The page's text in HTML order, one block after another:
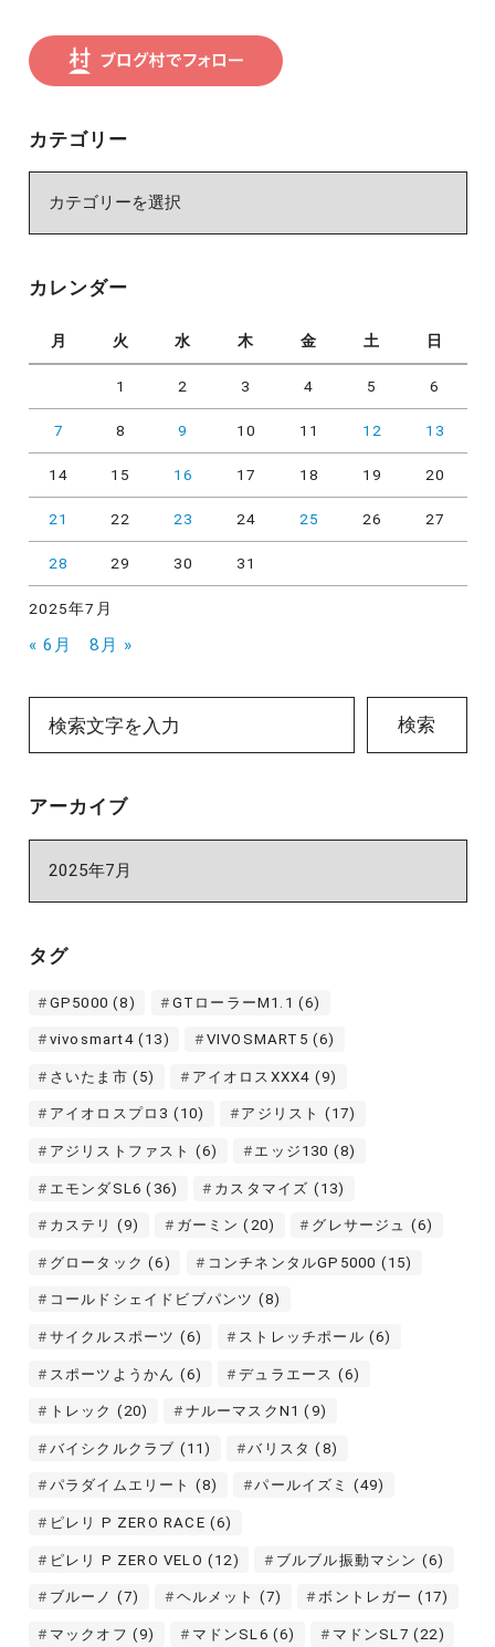
カテゴリー
ー
カレンダー
2025年7月
月 火 水 木 金 土 日
1 2 3 4 5 6
7 8 9 10 11 12 13
14 15 16 17 18 19 20
21 22 23 24 25 26 27
28 29 30 31
« 6月 8月 »
検索
アーカイブ
ブ
タグ
GP5000 (8) GTローラーM1.1 (6)
vivosmart4(13) VIVOSMART5 (6)
さいたま市 (5) アイオロスXXX4 (9)
アイオロスプロ3 (10) アジリスト (17)
アジリストファスト (6) エッジ130 (8)
エモンダSL6 (36) カスタマイズ (13)
カステリ (9) ガーミン (20) グレサージュ (6)
グロータック (6) コンチネンタルGP5000 (15)
コールドシェイドビブパンツ (8)
サイクルスポーツ (6) ストレッチポール (6)
スポーツようかん (6) デュラエース (6)
トレック (20) ナルーマスクN1 (9)
バイシクルクラブ (11) バリスタ (8)
パラダイムエリート (8) パールイズミ (49)
ピレリ P ZERO RACE (6)
ピレリ P ZERO VELO (12) ブルブル振動マシン (6)
ブルーノ (7) ヘルメット (7) ボントレガー (17)
マックオフ (9) マドンSL6 (6) マドンSL7 (22)